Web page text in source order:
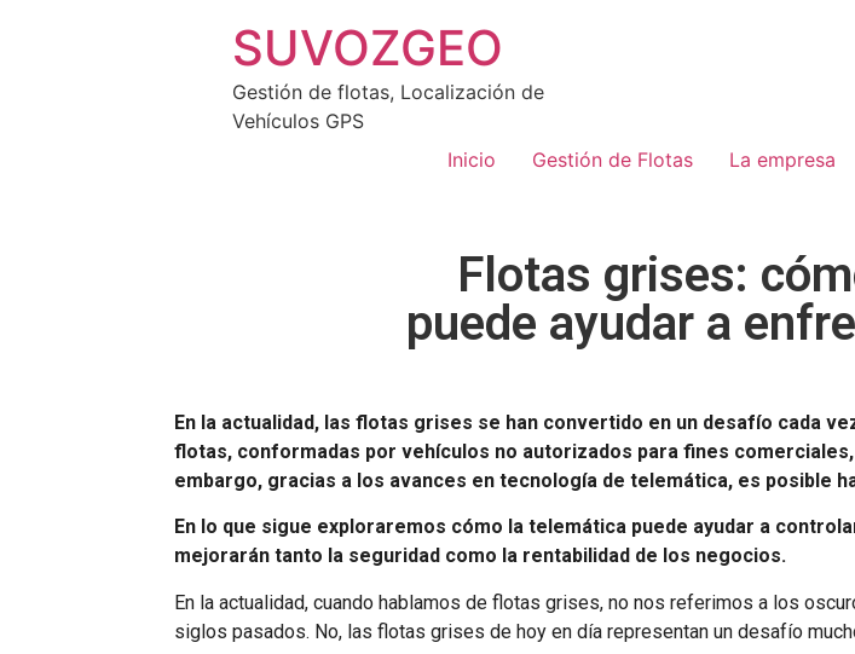
SUVOZGEO
Gestión de flotas, Localización de
Vehículos GPS
Inicio
Gestión de Flotas La empresa
Flotas grises:
puede ayudar a
En la actualidad, las flotas grises se han convertido en un desafío cada
flotas, conformadas por vehículos no autorizados para fines
embargo, gracias a los avances en tecnología de telemática, es posible
En lo que sigue exploraremos cómo la telemática puede ayudar a
mejorarán tanto la seguridad como la rentabilidad de los negocios.
En la actualidad, cuando hablamos de flotas grises, no nos referimos a los
siglos pasados. No, las flotas grises de hoy en día representan un desafío